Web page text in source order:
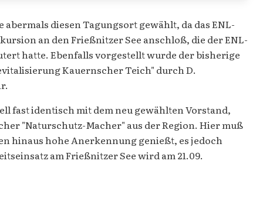
diesen Tagungsort gewählt, da das ENL-
an den Frießnitzer See anschloß, die der ENL-
hatte. Ebenfalls vorgestellt wurde der bisherige
Kauernscher Teich" durch D.
fast identisch mit dem neu gewählten Vorstand,
"Naturschutz-Macher" aus der Region. Hier muß
hinaus hohe Anerkennung genießt, es jedoch
am Frießnitzer See wird am 21.09.